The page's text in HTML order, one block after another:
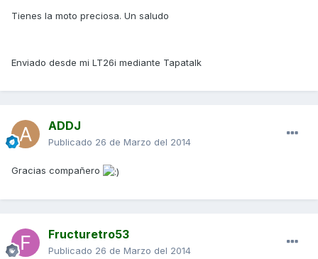
Tienes la moto preciosa. Un saludo
Enviado desde mi LT26i mediante Tapatalk
ADDJ
Publicado 26 de Marzo del 2014
Gracias compañero
Fructuretro53
Publicado 26 de Marzo del 2014